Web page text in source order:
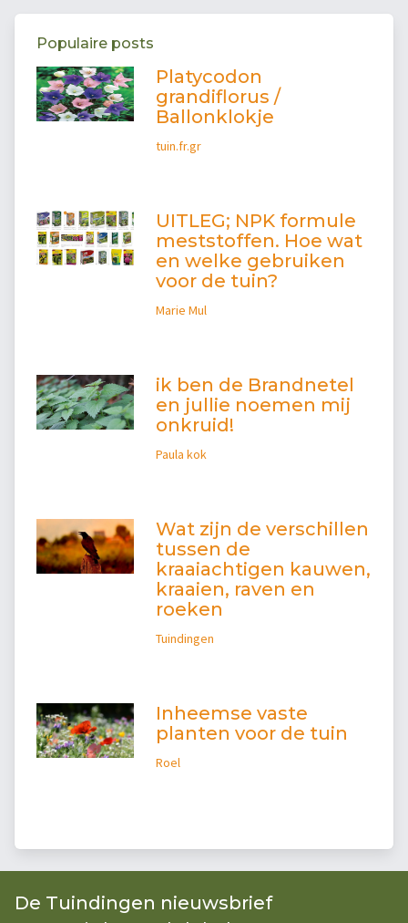
Populaire posts
Platycodon
grandiflorus /
Ballonklokje
tuin.fr.gr
UITLEG; NPK formule
meststoffen. Hoe wat
en welke gebruiken
voor de tuin?
Marie Mul
ik ben de Brandnetel
en jullie noemen mij
onkruid!
Paula kok
Wat zijn de verschillen
tussen de
kraaiachtigen kauwen,
kraaien, raven en
roeken
Tuindingen
Inheemse vaste
planten voor de tuin
Roel
De Tuindingen nieuwsbrief